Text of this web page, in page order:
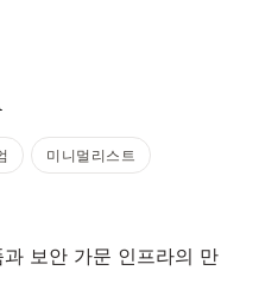
미니멀리스트
보안 가문 인프라의 만